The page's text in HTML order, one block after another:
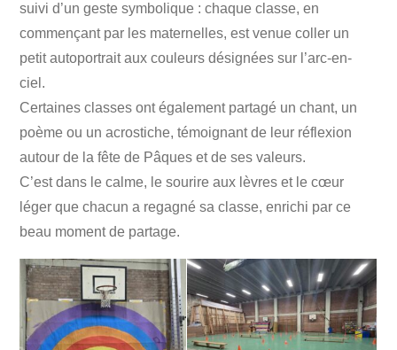
suivi d’un geste symbolique : chaque classe, en
commençant par les maternelles, est venue coller un
petit autoportrait aux couleurs désignées sur l’arc-en-
ciel.
Certaines classes ont également partagé un chant, un
poème ou un acrostiche, témoignant de leur réflexion
autour de la fête de Pâques et de ses valeurs.
C’est dans le calme, le sourire aux lèvres et le cœur
léger que chacun a regagné sa classe, enrichi par ce
beau moment de partage.